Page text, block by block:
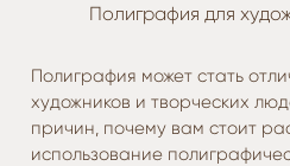
Полиграфия для
Полиграфия может стать
художников и творческих
причин, почему вам стоит
использование